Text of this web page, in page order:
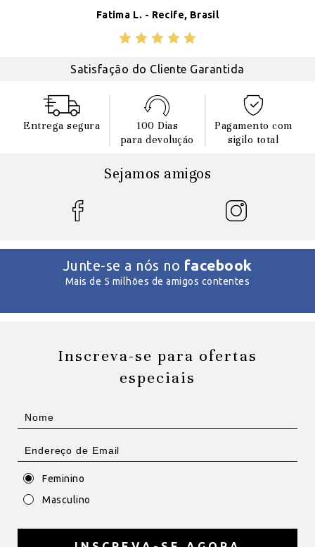
Fatima L. - Recife, Brasil
Satisfação do Cliente Garantida
Entrega segura
100 Dias
para devoluçáo
Pagamento com
sigilo total
Sejamos amigos
Junte-se a nós no facebook
Mais de 5 milhões de amigos contentes
Inscreva-se para ofertas
especiais
Feminino
Masculino